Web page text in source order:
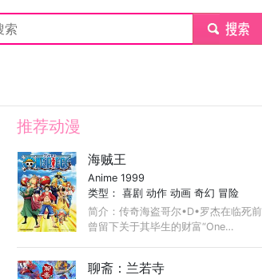
submit
推荐动漫
海贼王
Anime 1999
类型：喜剧 动作 动画 奇幻 冒险
简介：传奇海盗哥尔•D•罗杰在临死前
曾留下关于其毕生的财富“One
开争夺，各种势力、政权不断交替，
聊斋：兰若寺